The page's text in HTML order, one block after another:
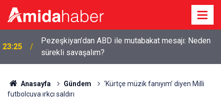
23:25
Pezeşkiyan’dan ABD ile mutabakat mesajı: Neden
sürekli savaşalım?
Anasayfa Gündem
‘Kürtçe müzik fanıyım’ diyen Milli
futbolcuya ırkçı saldırı